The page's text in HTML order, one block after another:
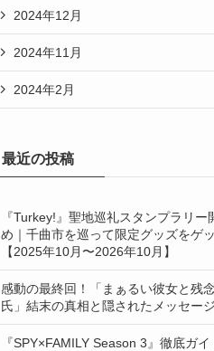
2024年12月
2024年11月
2024年2月
最近の投稿
『Turkey!』聖地巡礼スタンプラリー
め｜千曲市を巡って限定グッズをゲッ
【2025年10月〜2026年10月】
感動の最終回！「まぁるい彼女と残
氏」結末の真相と隠されたメッセージ
『SPY×FAMILY Season 3』徹底ガ